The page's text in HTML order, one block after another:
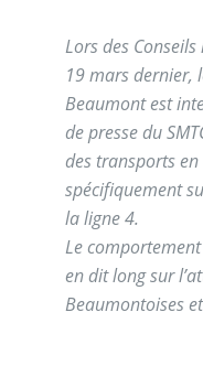
Lors des
19 mars dernier,
Beaumont est
de presse du
des transports
spécifiquement
la ligne 4.
Le
en dit long sur
Beaumontoises